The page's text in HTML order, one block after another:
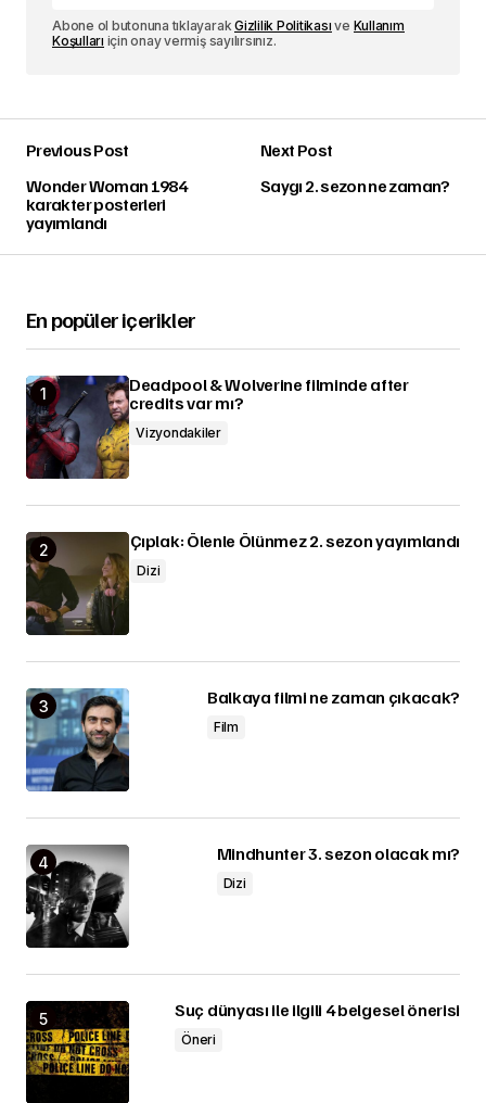
Abone ol butonuna tıklayarakGizlilik Politikası ve Kullanım
Koşulları için onay vermiş sayılırsınız.
Previous Post
Wonder Woman 1984
karakter posterleri
yayımlandı
Next Post
Saygı 2. sezon ne zaman?
En popüler içerikler
Deadpool & Wolverine filminde after
credits var mı?
Vizyondakiler
Çıplak: Ölenle Ölünmez 2. sezon yayımlandı
Dizi
Balkaya filmi ne zaman çıkacak?
Film
Mindhunter 3. sezon olacak mı?
Dizi
Suç dünyası ile ilgili 4 belgesel önerisi
Öneri